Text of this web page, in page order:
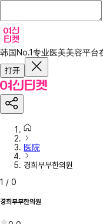
韩国No.1专业医美美容平台
打开
医院
경희부부한의원
1 / 0
경희부부한의원